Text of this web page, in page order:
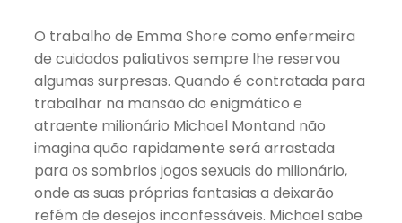
O trabalho de Emma Shore como enfermeira
de cuidados paliativos sempre lhe reservou
algumas surpresas. Quando é contratada para
trabalhar na mansão do enigmático e
atraente milionário Michael Montand não
imagina quão rapidamente será arrastada
para os sombrios jogos sexuais do milionário,
onde as suas próprias fantasias a deixarão
refém de desejos inconfessáveis. Michael sabe